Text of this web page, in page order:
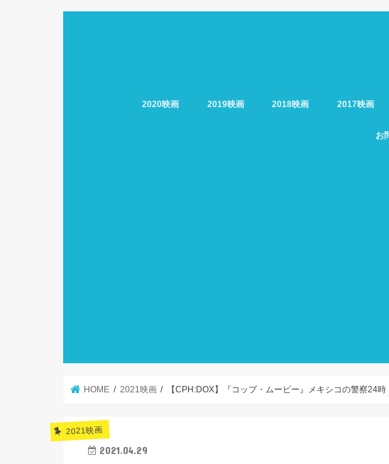
2020映画 2019映画 2018映画 2017映画
お
HOME 2021映画 【CPH:DOX】『コップ・ムービー』メキシコの警察24時
2021映画
2021.04.29